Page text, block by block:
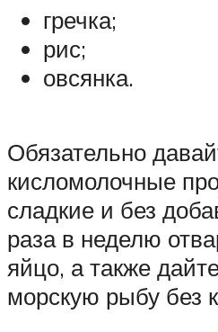
гречка;
рис;
овсянка.
Обязательно
кисломолочные
сладкие и без
раза в неделю
яйцо, а также
морскую рыбу без